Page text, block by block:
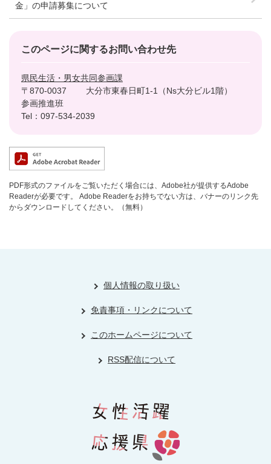
金」の申請募集について
このページに関するお問い合わせ先
県民生活・男女共同参画課
〒870-0037
大分市東春日町1-1（Ns大分ビル1階）
参画推進班
Tel：097-534-2039
PDF形式のファイルをご覧いただく場合には、Adobe社が提供するAdobe
Readerが必要です。
Adobe Readerをお持ちでない方は、バナーのリンク先
からダウンロードしてください。（無料）
個人情報の取り扱い
免責事項・リンクについて
このホームページについて
RSS配信について